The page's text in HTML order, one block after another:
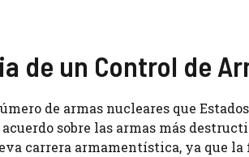
de un Control de
de armas nucleares que
sobre las armas más
carrera armamentística, ya que